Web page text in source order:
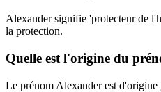
Alexander signifie 'protecteur de
la protection.
Quelle est l'origine du
Le prénom Alexander est